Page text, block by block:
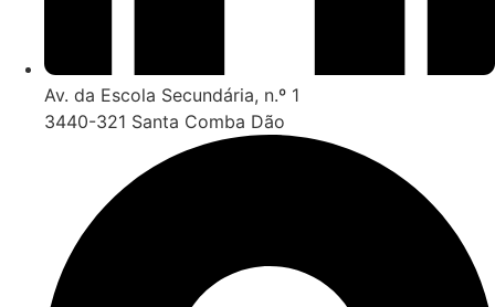
Av. da Escola Secundária, n.º 1
3440-321 Santa Comba Dão